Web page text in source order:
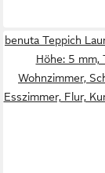
benuta Teppich
Höhe: 5 mm,
Wohnzimmer,
Esszimmer, Flur,